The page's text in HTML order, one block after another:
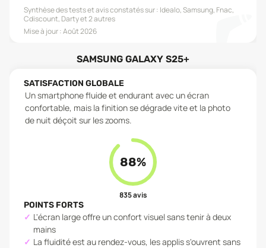
Synthèse des tests et avis constatés sur : Idealo, Samsung, Fnac,
Cdiscount, Dartyet 2 autres
Mise à jour :Août 2026
SAMSUNG GALAXY S25+
SATISFACTION GLOBALE
Un smartphone fluide et endurant avec un écran
confortable, mais la finition se dégrade vite et la photo
de nuit déçoit sur les zooms.
88%
835avis
POINTS FORTS
L'écran large offre un confort visuel sans tenir à deux
mains
La fluidité est au rendez-vous, les applis s'ouvrent sans